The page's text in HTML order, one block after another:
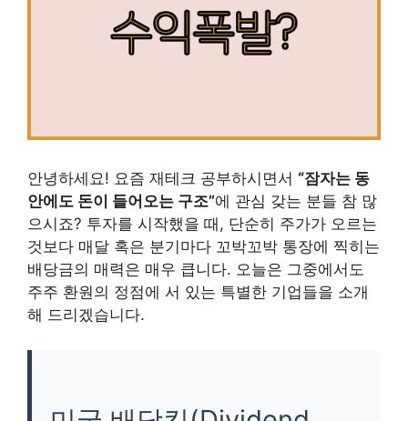
안녕하세요! 요즘 재테크 공부하시면서 “잠자는 동
안에도 돈이 들어오는 구조”에 관심 갖는 분들 참 많
으시죠? 투자를 시작했을 때, 단순히 주가가 오르는
것보다 매달 혹은 분기마다 꼬박꼬박 통장에 찍히는
배당금의 매력은 매우 큽니다. 오늘은 그중에서도
주주 환원의 정점에 서 있는 특별한 기업들을 소개
해 드리겠습니다.